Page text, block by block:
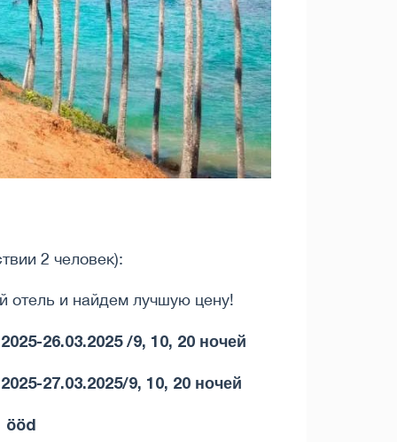
2 человек):
отель и найдем лучшую цену!
26.03.2025 /9, 10, 20 ночей
27.03.2025/9, 10, 20 ночей
ööd